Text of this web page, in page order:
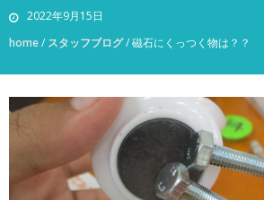
2022年9月15日
home/ スタッフブログ/磁石にくっつく物は？？